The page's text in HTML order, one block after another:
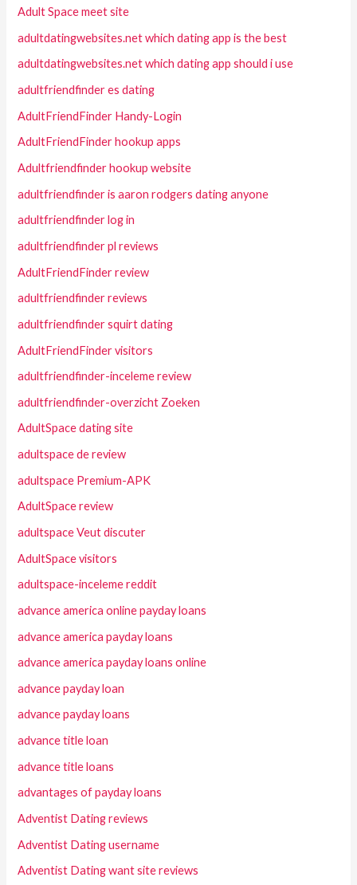
Adult Space meet site
adultdatingwebsites.net which dating app is the best
adultdatingwebsites.net which dating app should i use
adultfriendfinder es dating
AdultFriendFinder Handy-Login
AdultFriendFinder hookup apps
Adultfriendfinder hookup website
adultfriendfinder is aaron rodgers dating anyone
adultfriendfinder log in
adultfriendfinder pl reviews
AdultFriendFinder review
adultfriendfinder reviews
adultfriendfinder squirt dating
AdultFriendFinder visitors
adultfriendfinder-inceleme review
adultfriendfinder-overzicht Zoeken
AdultSpace dating site
adultspace de review
adultspace Premium-APK
AdultSpace review
adultspace Veut discuter
AdultSpace visitors
adultspace-inceleme reddit
advance america online payday loans
advance america payday loans
advance america payday loans online
advance payday loan
advance payday loans
advance title loan
advance title loans
advantages of payday loans
Adventist Dating reviews
Adventist Dating username
Adventist Dating want site reviews